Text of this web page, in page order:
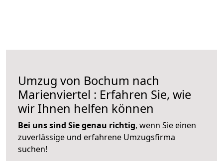
Umzug von Bochum nach
Marienviertel : Erfahren Sie, wie
wir Ihnen helfen können
Bei uns sind Sie genau richtig, wenn Sie einen
zuverlässige und erfahrene Umzugsfirma
suchen!